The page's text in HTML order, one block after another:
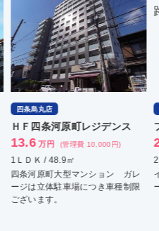
四条烏丸店
ＨＦ四条河原町レジデンス
13.6 万円 (管理費 10,000円)
1ＬＤＫ / 48.9㎡
四条河原町大型マンション ガレ
ージは立体駐車場につき車種制限
ございます。